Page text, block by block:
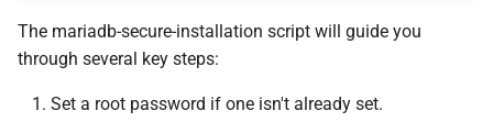
The mariadb-secure-installation script will guide you
through several key steps:
Set a root password if one isn't already set.